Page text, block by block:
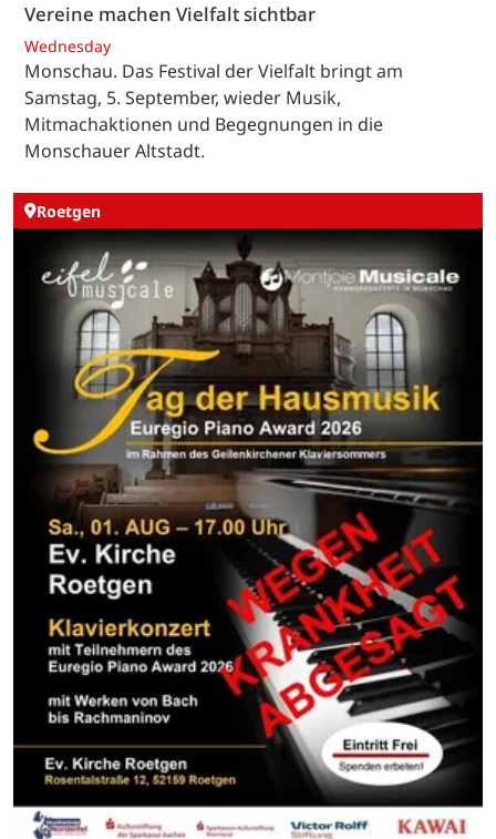
Vereine machen Vielfalt sichtbar
Wednesday
Monschau. Das Festival der Vielfalt bringt am
Samstag, 5. September, wieder Musik,
Mitmachaktionen und Begegnungen in die
Monschauer Altstadt.
Roetgen